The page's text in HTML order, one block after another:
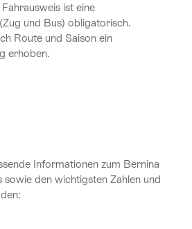
ist eine
und Bus) obligatorisch.
Route und Saison ein
erhoben.
Informationen zum Bernina
sowie den wichtigsten Zahlen und